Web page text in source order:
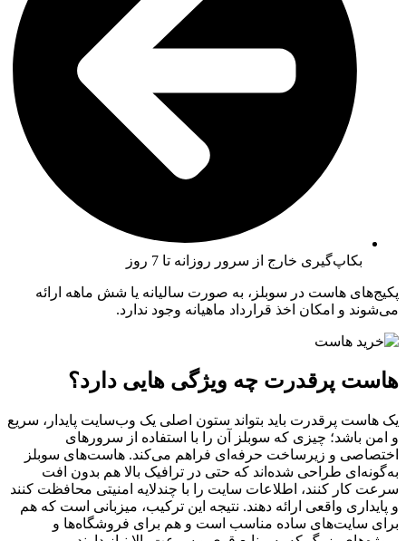
بکاپ‌گیری خارج از سرور روزانه تا 7 روز
پکیج‌های هاست در سوبلز، به صورت سالیانه یا شش ماهه ارائه
می‌شوند و امکان اخذ قرارداد ماهیانه وجود ندارد.
هاست پرقدرت چه ویژگی هایی دارد؟
یک هاست پرقدرت باید بتواند ستون اصلی یک وب‌سایت پایدار، سریع
و امن باشد؛ چیزی که سوبلز آن را با استفاده از سرورهای
اختصاصی و زیرساخت حرفه‌ای فراهم می‌کند. هاست‌های سوبلز
به‌گونه‌ای طراحی شده‌اند که حتی در ترافیک بالا هم بدون افت
سرعت کار کنند، اطلاعات سایت را با چندلایه امنیتی محافظت کنند
و پایداری واقعی ارائه دهند. نتیجه این ترکیب، میزبانی است که هم
برای سایت‌های ساده مناسب است و هم برای فروشگاه‌ها و